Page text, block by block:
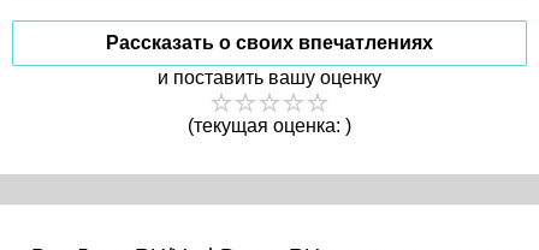
Рассказать о своих впечатлениях
и поставить вашу оценку
(текущая оценка: )